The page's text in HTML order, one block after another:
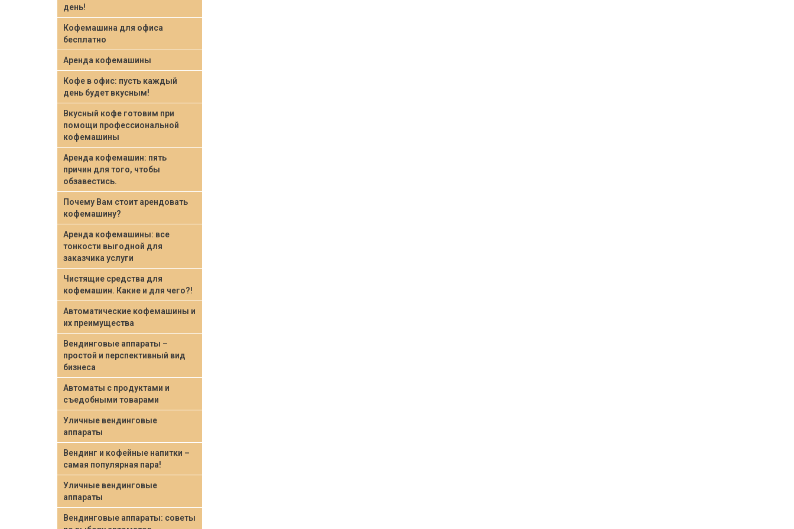
день!
Кофемашина для офиса
бесплатно
Аренда кофемашины
Кофе в офис: пусть каждый
день будет вкусным!
Вкусный кофе готовим при
помощи профессиональной
кофемашины
Аренда кофемашин: пять
причин для того, чтобы
обзавестись.
Почему Вам стоит арендовать
кофемашину?
Аренда кофемашины: все
тонкости выгодной для
заказчика услуги
Чистящие средства для
кофемашин. Какие и для чего?!
Автоматические кофемашины и
их преимущества
Вендинговые аппараты –
простой и перспективный вид
бизнеса
Автоматы с продуктами и
съедобными товарами
Уличные вендинговые
аппараты
Вендинг и кофейные напитки –
самая популярная пара!
Уличные вендинговые
аппараты
Вендинговые аппараты: советы